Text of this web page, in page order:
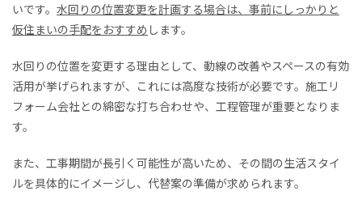
いです。 水回りの位置変更を計画する場合は、事前にしっかりと
仮住まいの手配をおすすめ します。
水回りの位置を変更する理由として、動線の改善やスペースの有効
活用が挙げられますが、これには高度な技術が必要です。施工リ
フォーム会社との綿密な打ち合わせや、工程管理が重要となりま
す。
また、工事期間が長引く可能性が高いため、その間の生活スタイ
ルを具体的にイメージし、代替案の準備が求められます。